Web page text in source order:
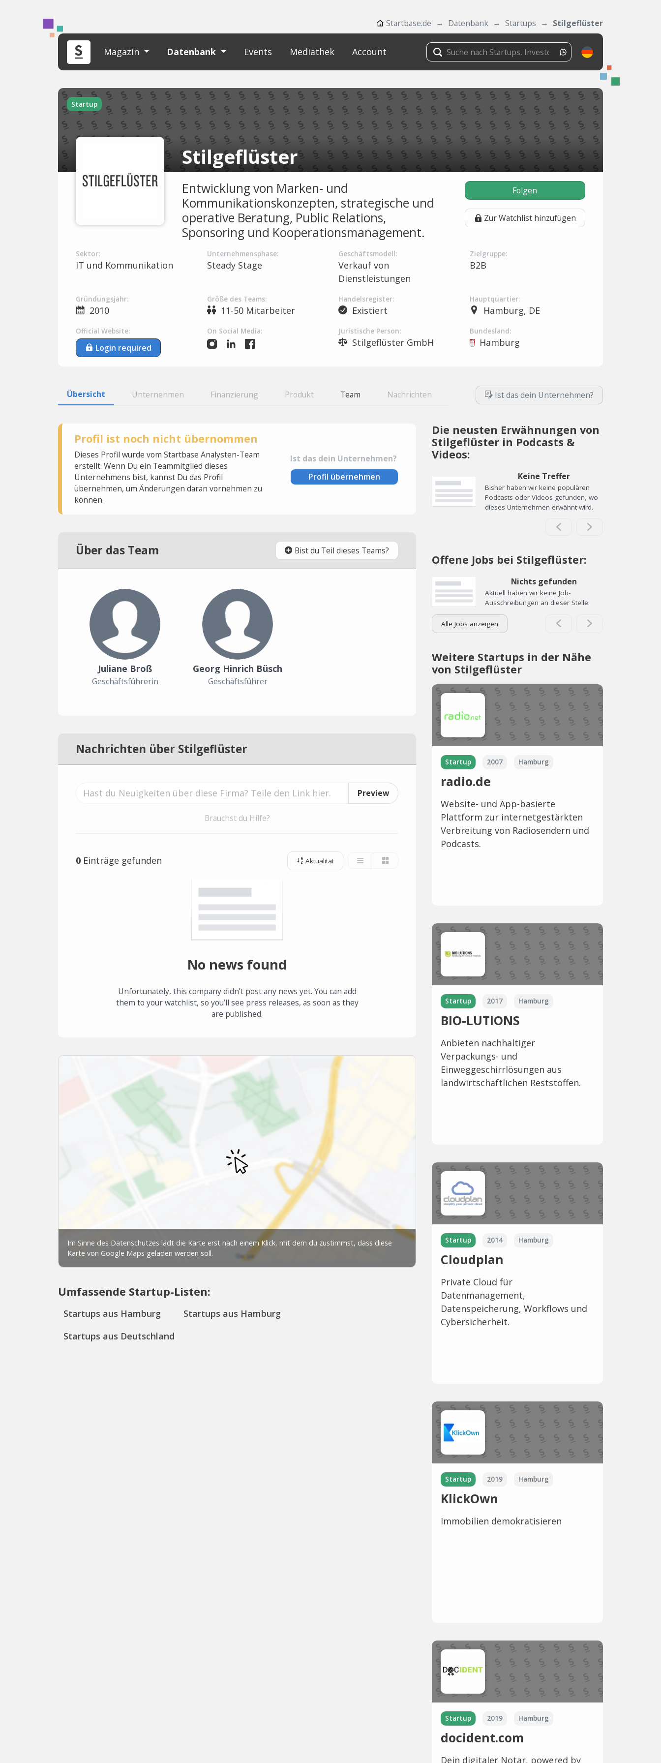
Startbase.de Datenbank Startups Stilgeflüster
Magazin Datenbank Events Mediathek Account
Startup
Stilgeflüster
Entwicklung von Marken- und
Kommunikationskonzepten, strategische und
operative Beratung, Public Relations,
Sponsoring und Kooperationsmanagement.
Folgen
Zur Watchlist hinzufügen
Sektor:
IT und Kommunikation
Unternehmensphase:
Steady Stage
Geschäftsmodell:
Verkauf von
Dienstleistungen
Zielgruppe:
B2B
Gründungsjahr:
2010
Größe des Teams:
11-50 Mitarbeiter
Handelsregister:
Existiert
Hauptquartier:
Hamburg, DE
Official Website:
Login required
On Social Media: Juristische Person:
Stilgeflüster GmbH
Bundesland:
Hamburg
Übersicht Unternehmen Finanzierung Produkt Team Nachrichten Ist das dein Unternehmen?
Profil ist noch nicht übernommen
Dieses Profil wurde vom Startbase Analysten-Team
erstellt. Wenn Du ein Teammitglied dieses
Unternehmens bist, kannst Du das Profil
übernehmen, um Änderungen daran vornehmen zu
können.
Ist das dein Unternehmen?
Profil übernehmen
Über das Team Bist du Teil dieses Teams?
Juliane Broß
Geschäftsführerin
Georg Hinrich Büsch
Geschäftsführer
Nachrichten über Stilgeflüster
Preview
Brauchst du Hilfe?
0 Einträge gefunden Aktualität
No news found
Unfortunately, this company didn’t post any news yet. You can add
them to your watchlist, so you’ll see press releases, as soon as they
are published.
Umfassende Startup-Listen:
Startups aus Hamburg
Startups aus Hamburg
Startups aus Deutschland
Die neusten Erwähnungen von
Stilgeflüster in Podcasts &
Videos:
Keine Treffer
Bisher haben wir keine populären
Podcasts oder Videos gefunden, wo
dieses Unternehmen erwähnt wird.
Offene Jobs bei Stilgeflüster:
Nichts gefunden
Aktuell haben wir keine Job-
Ausschreibungen an dieser Stelle.
Alle Jobs anzeigen
Weitere Startups in der Nähe
von Stilgeflüster
Startup 2007 Hamburg
radio.de
Website- und App-basierte
Plattform zur internetgestärkten
Verbreitung von Radiosendern und
Podcasts.
Startup 2017 Hamburg
BIO-LUTIONS
Anbieten nachhaltiger
Verpackungs- und
Einweggeschirrlösungen aus
landwirtschaftlichen Reststoffen.
Startup 2014 Hamburg
Cloudplan
Private Cloud für
Datenmanagement,
Datenspeicherung, Workflows und
Cybersicherheit.
Startup 2019 Hamburg
KlickOwn
Immobilien demokratisieren
Startup 2019 Hamburg
docident.com
Dein digitaler Notar, powered by